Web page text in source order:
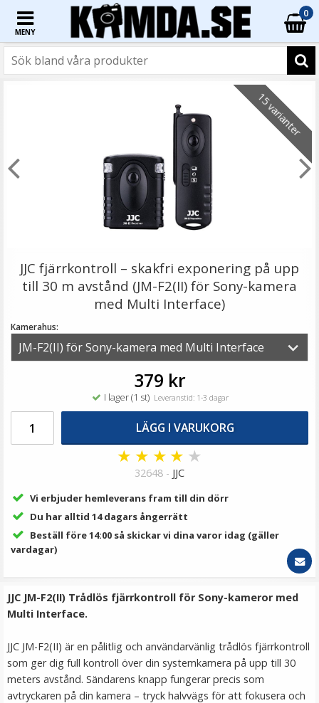
MENY
0
Svart bakgrund 2x2.4m för fotografering i
★★★★★
LÄGG I VARUKORG
15 varianter
JJC fjärrkontroll – skakfri exponering på upp
till 30 m avstånd (JM-F2(II) för Sony-kamera
med Multi Interface)
Kamerahus:
379 kr
I lager (1 st) Leveranstid: 1-3 dagar
LÄGG I VARUKORG
★ ★ ★ ★ ★
32648 - JJC
Vi erbjuder hemleverans fram till din dörr
Du har alltid 14 dagars ångerrätt
Beställ före 14:00 så skickar vi dina varor idag (gäller
vardagar)
JJC JM-F2(II) Trådlös fjärrkontroll för Sony-kameror med
Multi Interface.
JJC JM-F2(II) är en pålitlig och användarvänlig trådlös fjärrkontroll
som ger dig full kontroll över din systemkamera på upp till 30
meters avstånd. Sändarens knapp fungerar precis som
avtryckaren på din kamera – tryck halvvägs för att fokusera och